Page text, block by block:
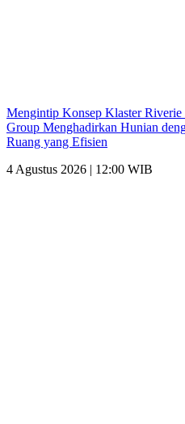
Mengintip Konsep Klaster Riverie
Group Menghadirkan Hunian
Ruang yang Efisien
4 Agustus 2026 | 12:00 WIB